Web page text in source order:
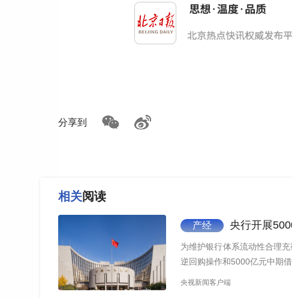
分享到
相关阅读
产经 央行开展
为维护银行体系流动性合理
逆回购操作和5000亿元中期
央视新闻客户端